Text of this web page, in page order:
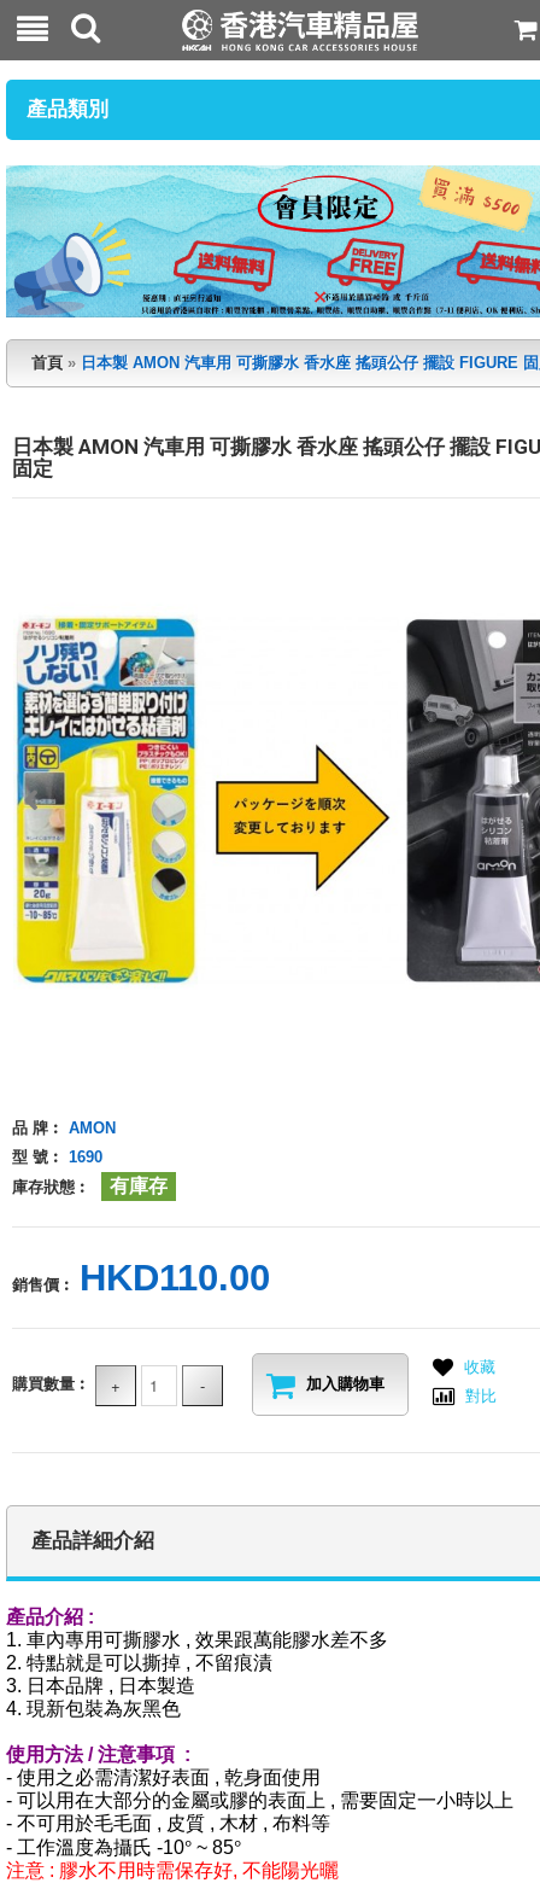
產品類別
首頁 » 日本製 AMON 汽車用 可撕膠水 香水座 搖頭公仔 擺設 FIGURE
日本製 AMON 汽車用 可撕膠水 香水座 搖頭公仔 擺設
固定
品 牌︰ AMON
型 號︰ 1690
庫存狀態︰
有庫存
銷售價︰ HKD110.00
購買數量︰ 加入購物車
收藏
對比
產品詳細介紹
產品介紹 :
1. 車內專用可撕膠水 , 效果跟萬能膠水差不多
2. 特點就是可以撕掉 , 不留痕漬
3. 日本品牌 , 日本製造
4. 現新包裝為灰黑色
使用方法 / 注意事項 :
- 使用之必需清潔好表面 , 乾身面使用
- 可以用在大部分的金屬或膠的表面上 , 需要固定一小時以上
- 不可用於毛毛面 , 皮質 , 木材 , 布料等
- 工作溫度為攝氏 -10° ~ 85°
注意 : 膠水不用時需保存好, 不能陽光曬